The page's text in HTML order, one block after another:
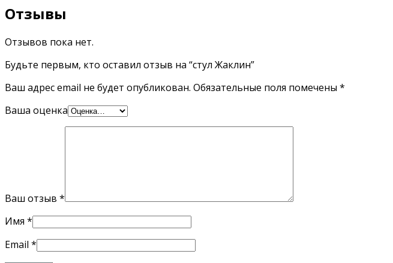
Отзывы
Отзывов пока нет.
Будьте первым, кто оставил отзыв на “стул Жаклин”
Ваш адрес email не будет опубликован. Обязательные поля помечены *
Ваша оценка
Ваш отзыв *
Имя *
Email *